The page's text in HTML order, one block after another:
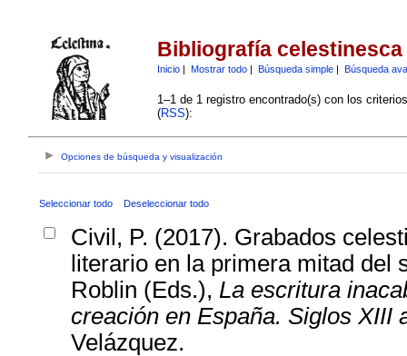
Bibliografía celestinesca
Inicio| Mostrar todo| Búsqueda simple| Búsqueda
1–1 de 1 registro encontrado(s) con los
(RSS):
Opciones de búsqueda y visualización
Seleccionar todo Deseleccionar todo
Civil, P. (2017). Grabados
literario en la primera mitad del
Roblin (Eds.), La escritura
creación en España. Siglos XIII
Velázquez.